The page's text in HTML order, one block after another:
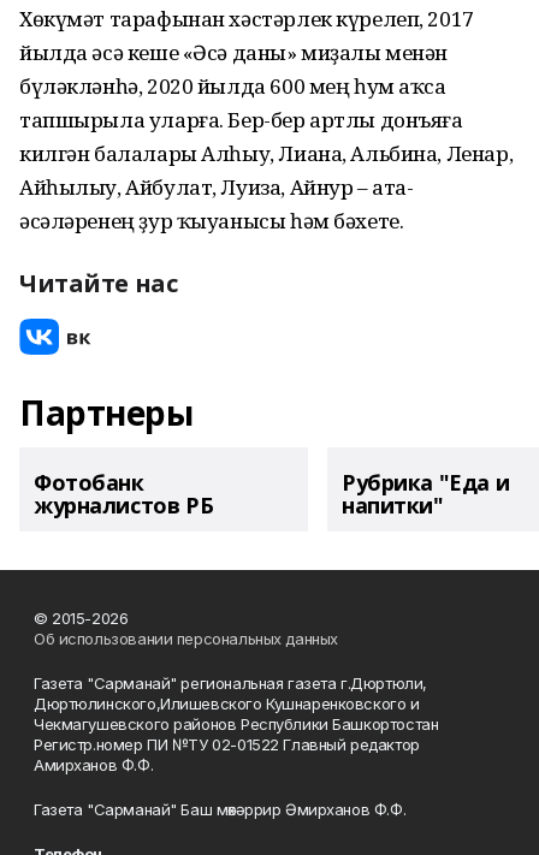
Хөкүмәт тарафынан хәстәрлек күрелеп, 2017
йылда әсә кеше «Әсә даны» миҙалы менән
бүләкләнһә, 2020 йылда 600 мең һум аҡса
тапшырыла уларға. Бер-бер артлы донъяға
килгән балалары Алһыу, Лиана, Альбина, Ленар,
Айһылыу, Айбулат, Луиза, Айнур – ата-
әсәләренең ҙур ҡыуанысы һәм бәхете.
Читайте нас
Партнеры
Фотобанк
журналистов РБ
Рубрика "Еда и
напитки"
© 2015-2026
Об использовании персональных данных
Газета "Сарманай" региональная газета г.Дюртюли,
Дюртюлинского,Илишевского Кушнаренковского и
Чекмагушевского районов Республики Башкортостан
Регистр.номер ПИ №ТУ 02-01522 Главный редактор
Амирханов Ф.Ф.
Газета "Сарманай" Баш мөхәррир Әмирханов Ф.Ф.